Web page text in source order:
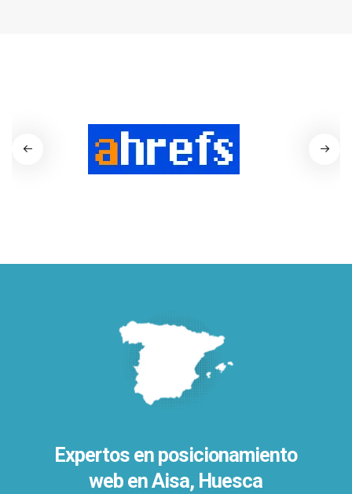
Expertos en posicionamiento
web en Aisa, Huesca